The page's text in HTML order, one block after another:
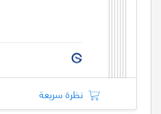
نظرة سريعة